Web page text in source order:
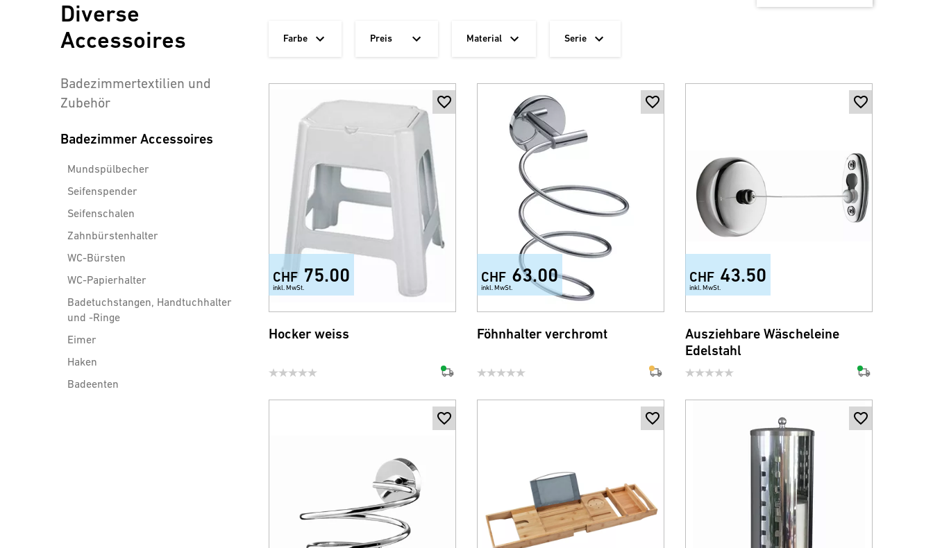
Diverse
Accessoires
Badezimmertextilien und
Zubehör
Badezimmer Accessoires
Mundspülbecher
Seifenspender
Seifenschalen
Zahnbürstenhalter
WC-Bürsten
WC-Papierhalter
Badetuchstangen, Handtuchhalter
und -Ringe
Eimer
Haken
Badeenten
Farbe Preis Material Serie
CHF 75.00
inkl. MwSt.
Hocker weiss
CHF 63.00
inkl. MwSt.
Föhnhalter verchromt
CHF 43.50
inkl. MwSt.
Ausziehbare Wäscheleine
Edelstahl